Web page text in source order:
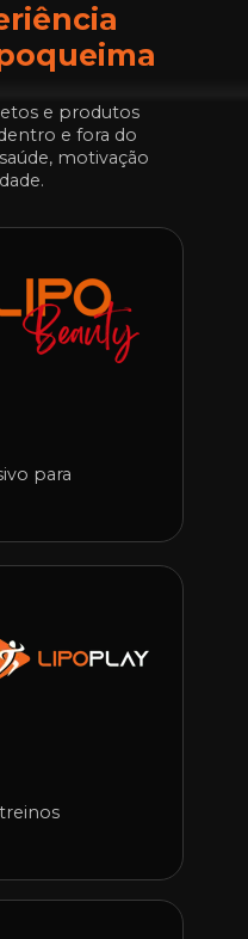
e produtos
e fora do
motivação
para